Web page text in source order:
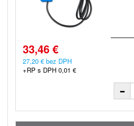
33,46 €
27,20 € bez DPH
+RP s DPH 0,01 €